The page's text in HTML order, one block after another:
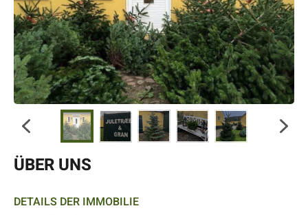
ÜBER UNS
DETAILS DER IMMOBILIE